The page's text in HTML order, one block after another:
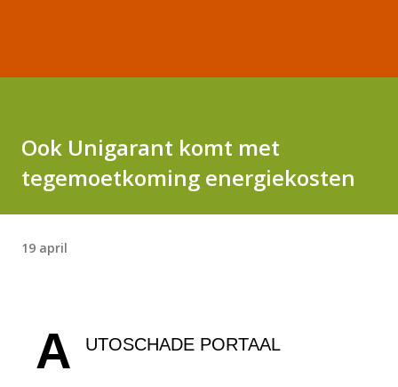
Ook Unigarant komt met
tegemoetkoming energiekosten
19 april
A UTOSCHADE PORTAAL